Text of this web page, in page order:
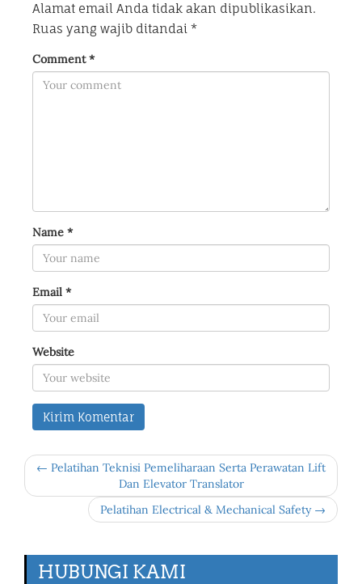
Alamat email Anda tidak akan dipublikasikan.
Ruas yang wajib ditandai *
Comment*
Name *
Email *
Website
← Pelatihan Teknisi Pemeliharaan Serta Perawatan Lift
Dan Elevator Translator
Pelatihan Electrical & Mechanical Safety →
HUBUNGI KAMI